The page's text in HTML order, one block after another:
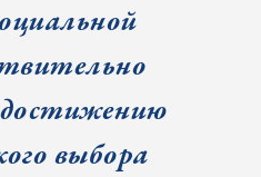
выбора